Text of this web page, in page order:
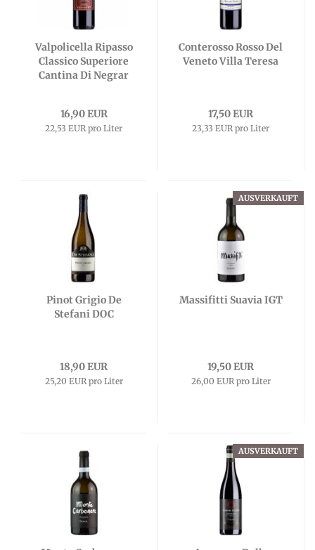
Valpolicella Ripasso
Classico Superiore
Cantina Di Negrar
16,90 EUR
22,53 EUR pro Liter
Conterosso Rosso Del
Veneto Villa Teresa
17,50 EUR
23,33 EUR pro Liter
Pinot Grigio De
Stefani DOC
18,90 EUR
25,20 EUR pro Liter
AUSVERKAUFT
Massifitti Suavia IGT
19,50 EUR
26,00 EUR pro Liter
AUSVERKAUFT